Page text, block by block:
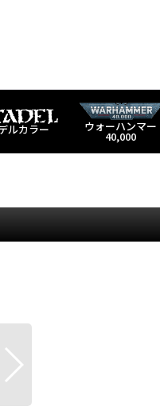
ルカラー ウォーハンマー
40,000